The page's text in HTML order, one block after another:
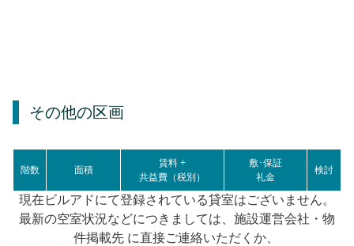
その他の区画
階数 面積
賃料 +
共益費（税別）
敷･保証
礼金
検討
現在ビルアドにて登録されている貸室はございません。
最新の空室状況などにつきましては、施設運営会社・物
件掲載先 に直接ご連絡いただくか、